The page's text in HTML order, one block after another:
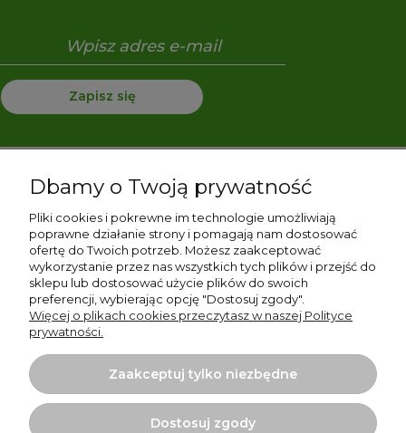
Zapisz się
Pomoc
Moje konto
Płatności i dostawa
Informacje
O nas
Dbamy o Twoją prywatność
Pliki cookies i pokrewne im technologie umożliwiają
poprawne działanie strony i pomagają nam dostosować
ofertę do Twoich potrzeb. Możesz zaakceptować
wykorzystanie przez nas wszystkich tych plików i przejść do
sklepu lub dostosować użycie plików do swoich
preferencji, wybierając opcję "Dostosuj zgody".
Więcej o plikach cookies przeczytasz w naszej Polityce
prywatności.
Zaakceptuj tylko niezbędne
Dostosuj zgody